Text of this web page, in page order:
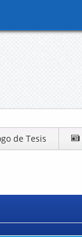
de Tesis